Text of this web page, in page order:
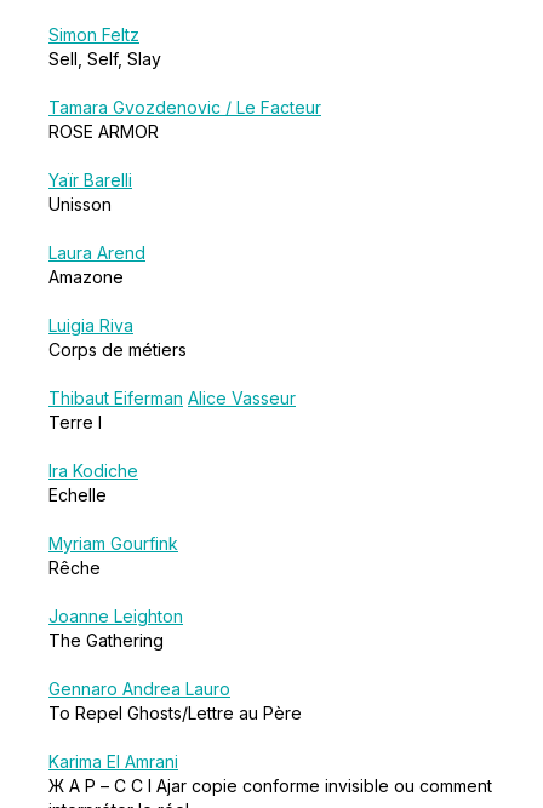
Simon Feltz
Sell, Self, Slay
Tamara Gvozdenovic / Le Facteur
ROSE ARMOR
Yaïr Barelli
Unisson
Laura Arend
Amazone
Luigia Riva
Corps de métiers
Thibaut Eiferman Alice Vasseur
Terre I
Ira Kodiche
Echelle
Myriam Gourfink
Rêche
Joanne Leighton
The Gathering
Gennaro Andrea Lauro
To Repel Ghosts/Lettre au Père
Karima El Amrani
Ж А Р – C C I Ajar copie conforme invisible ou comment